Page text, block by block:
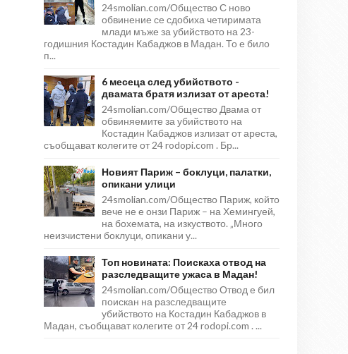
24smolian.com/Общество С ново
обвинение се сдобиха четиримата
млади мъже за убийството на 23-
годишния Костадин Кабаджов в Мадан. То е било
п...
6 месеца след убийството -
двамата братя излизат от ареста!
24smolian.com/Общество Двама от
обвиняемите за убийството на
Костадин Кабаджов излизат от ареста,
съобщават колегите от 24 rodopi.com . Бр...
Новият Париж – боклуци, палатки,
опикани улици
24smolian.com/Общество Париж, който
вече не е онзи Париж – на Хемингуей,
на бохемата, на изкуството. „Много
неизчистени боклуци, опикани у...
Топ новината: Поискаха отвод на
разследващите ужаса в Мадан!
24smolian.com/Общество Отвод е бил
поискан на разследващите
убийството на Костадин Кабаджов в
Мадан, съобщават колегите от 24 rodopi.com . ...